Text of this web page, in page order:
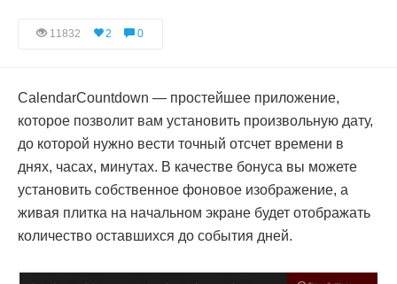
11832 2 0
CalendarCountdown — простейшее приложение,
которое позволит вам установить произвольную дату,
до которой нужно вести точный отсчет времени в
днях, часах, минутах. В качестве бонуса вы можете
установить собственное фоновое изображение, а
живая плитка на начальном экране будет отображать
количество оставшихся до события дней.